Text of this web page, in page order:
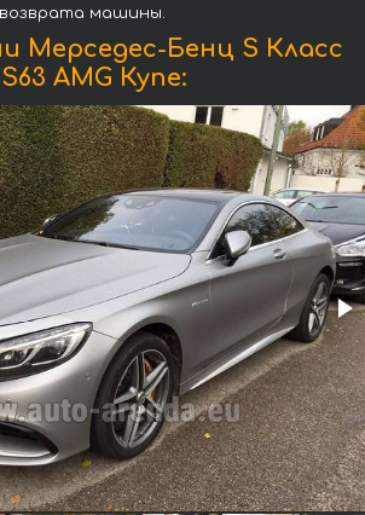
машины.
Мерседес-Бенц S Класс
S63 AMG Купе: